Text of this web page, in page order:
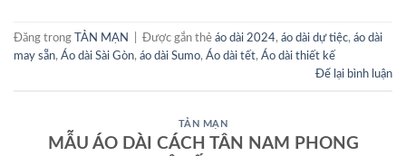
Đăng trong TẢN MẠN Được gắn thẻ áo dài 2024, áo dài dự tiệc, áo dài
may sẵn, Áo dài Sài Gòn, áo dài Sumo, Áo dài tết, Áo dài thiết kế
Để lại bình luận
TẢN MẠN
MẪU ÁO DÀI CÁCH TÂN NAM PHONG